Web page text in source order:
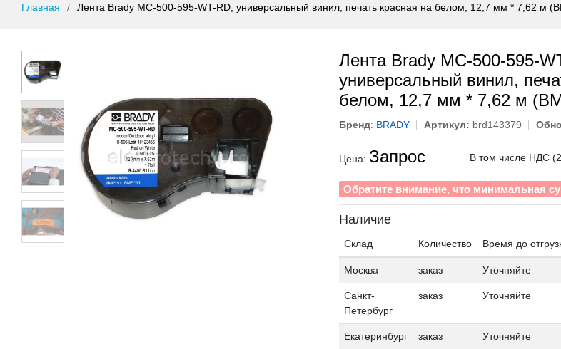
Главная Лента Brady MC-500-595-WT-RD, универсальный винил, печать красная на белом, 12,7 мм * 7,62 м
Лента Brady MC-500-595-
универсальный винил,
белом, 12,7 мм * 7,62 м
Бренд: BRADY Артикул: brd143379
Цена: Запрос В том числе НДС
Обратите внимание, что минимальная
Наличие
Склад Количество Время до
Москва заказ Уточняйте
Санкт-
Петербург
заказ Уточняйте
Екатеринбург заказ Уточняйте